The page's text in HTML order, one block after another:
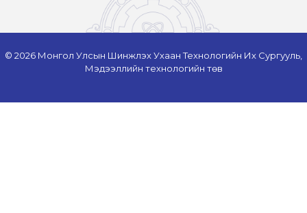
© 2026 Монгол Улсын Шинжлэх Ухаан Технологийн Их Сургууль,
Мэдээллийн технологийн төв